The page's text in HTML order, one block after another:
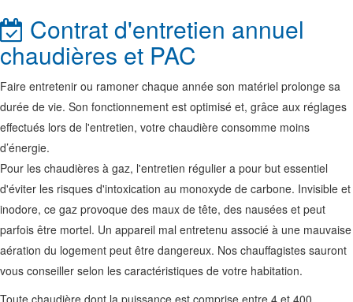
Contrat d'entretien annuel
chaudières et PAC
Faire entretenir ou ramoner chaque année son matériel prolonge sa
durée de vie. Son fonctionnement est optimisé et, grâce aux réglages
effectués lors de l'entretien, votre chaudière consomme moins
d’énergie.
Pour les chaudières à gaz, l'entretien régulier a pour but essentiel
d'éviter les risques d'intoxication au monoxyde de carbone. Invisible et
inodore, ce gaz provoque des maux de tête, des nausées et peut
parfois être mortel. Un appareil mal entretenu associé à une mauvaise
aération du logement peut être dangereux. Nos chauffagistes sauront
vous conseiller selon les caractéristiques de votre habitation.
Toute chaudière dont la puissance est comprise entre 4 et 400